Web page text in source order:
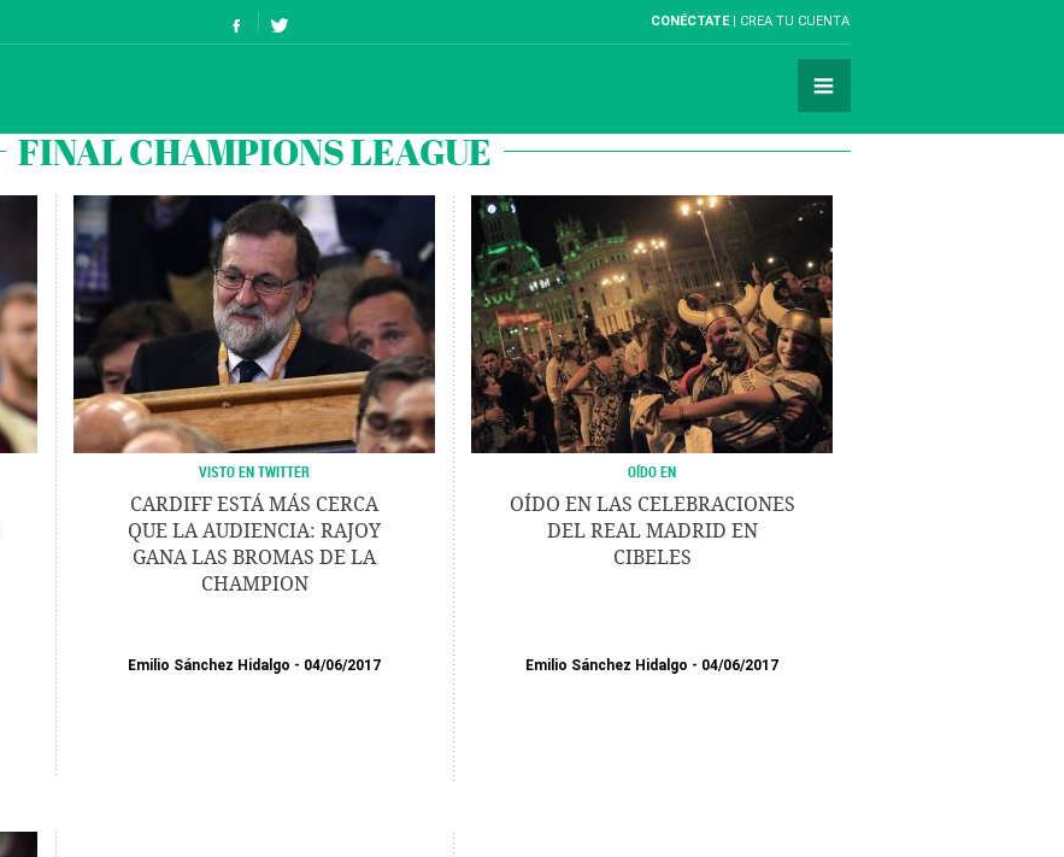
CONÉCTATE CREA TU CUENTA
FINAL CHAMPIONS LEAGUE
VISTO EN TWITTER
CARDIFF ESTÁ MÁS CERCA
QUE LA AUDIENCIA: RAJOY
GANA LAS BROMAS DE LA
CHAMPION
Emilio Sánchez Hidalgo 04/06/2017
OÍDO EN
OÍDO EN LAS CELEBRACIONES
DEL REAL MADRID EN
CIBELES
Emilio Sánchez Hidalgo 04/06/2017